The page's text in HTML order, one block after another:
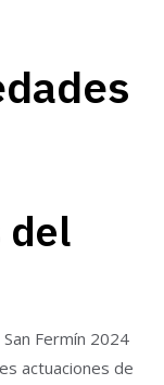
del
Fermín 2024
actuaciones de